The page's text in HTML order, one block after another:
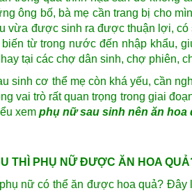
ông bố, bà mẹ cần trang bị cho
vừa được sinh ra được thuận lợi,
biến từ trong nước đến nhập khẩu,
hay tại các chợ dân sinh, chợ phiên,
sinh cơ thể mẹ còn khá yếu, cần
vai trò rất quan trọng trong giai
xem phụ nữ sau sinh nên ăn hoa
THÌ PHỤ NỮ ĐƯỢC ĂN HOA
nữ có thể ăn được hoa quả?